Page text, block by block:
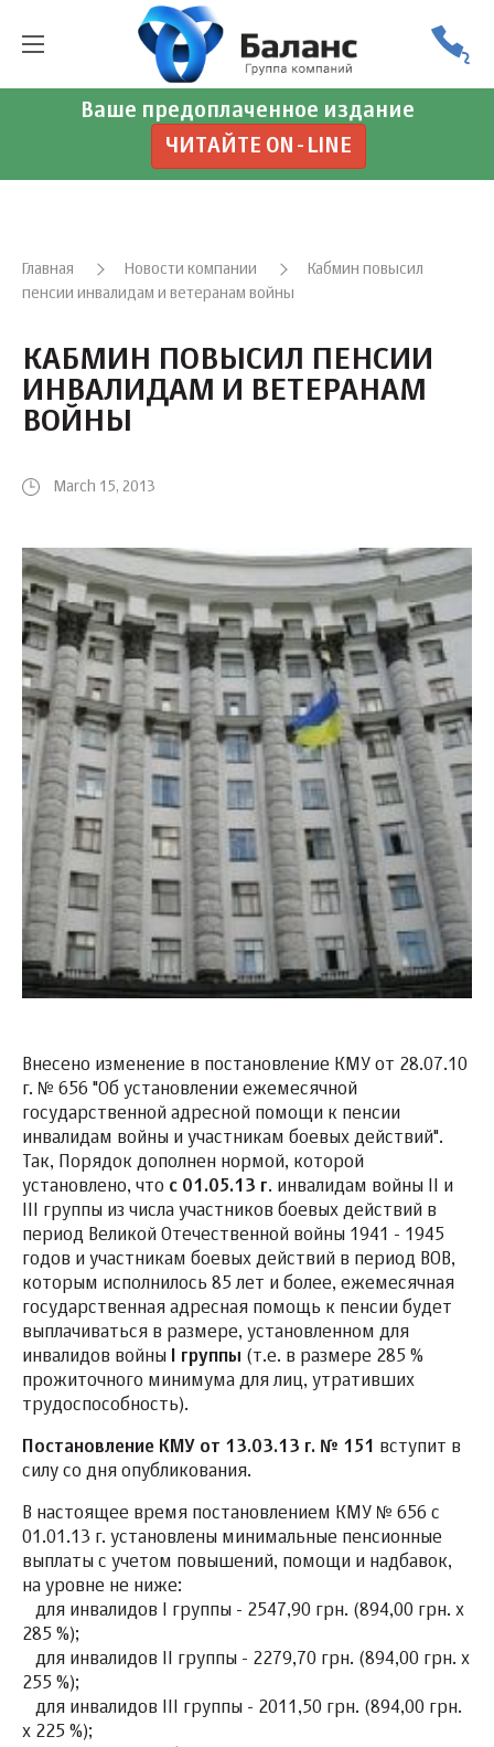
Ваше предоплаченное издание
ЧИТАЙТЕ ON-LINE
Главная Новости компании
Кабмин повысил
пенсии инвалидам и ветеранам войны
КАБМИН ПОВЫСИЛ ПЕНСИИ
ИНВАЛИДАМ И ВЕТЕРАНАМ
ВОЙНЫ
March 15, 2013
Внесено изменение в постановление КМУ от 28.07.10
г. № 656 "Об установлении ежемесячной
государственной адресной помощи к пенсии
инвалидам войны и участникам боевых действий".
Так, Порядок дополнен нормой, которой
установлено, что с 01.05.13 г. инвалидам войны II и
III группы из числа участников боевых действий в
период Великой Отечественной войны 1941 - 1945
годов и участникам боевых действий в период ВОВ,
которым исполнилось 85 лет и более, ежемесячная
государственная адресная помощь к пенсии будет
выплачиваться в размере, установленном для
инвалидов войны
I группы (т.е. в размере 285 %
прожиточного минимума для лиц, утративших
трудоспособность).
Постановление КМУ от 13.03.13 г. № 151
вступит в
силу со дня опубликования.
В настоящее время постановлением КМУ № 656 с
01.01.13 г. установлены минимальные пенсионные
выплаты с учетом повышений, помощи и надбавок,
на уровне не ниже:
для инвалидов I группы - 2547,90 грн. (894,00 грн. х
285 %);
для инвалидов II группы - 2279,70 грн. (894,00 грн. х
255 %);
для инвалидов III группы - 2011,50 грн. (894,00 грн.
х 225 %);